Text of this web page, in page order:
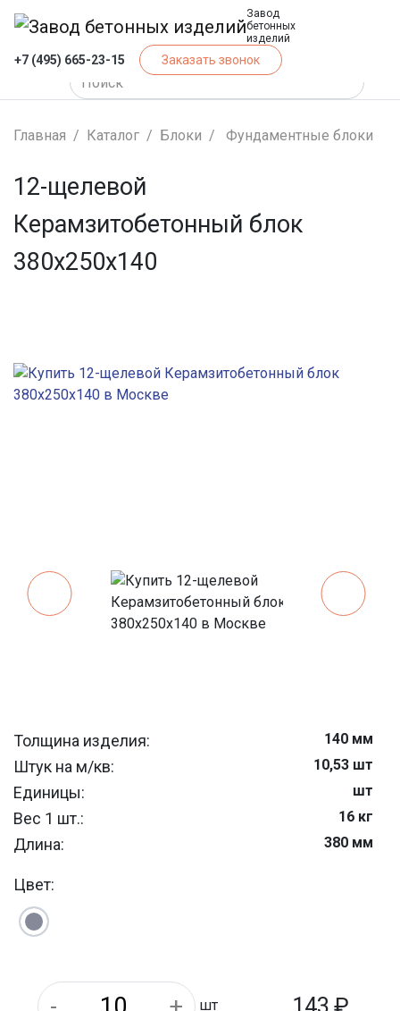
Завод
бетонных
изделий
+7 (495) 665-23-15 Заказать звонок
Главная Каталог Блоки Фундаментные блоки
12-щелевой
Керамзитобетонный блок
380x250x140
Толщина изделия: 140 мм
Штук на м/кв: 10,53 шт
Единицы: шт
Вес 1 шт.: 16 кг
Длина: 380 мм
Ширина:
Тип продукции:
Количество керамзита (%):
Цвет:
шт